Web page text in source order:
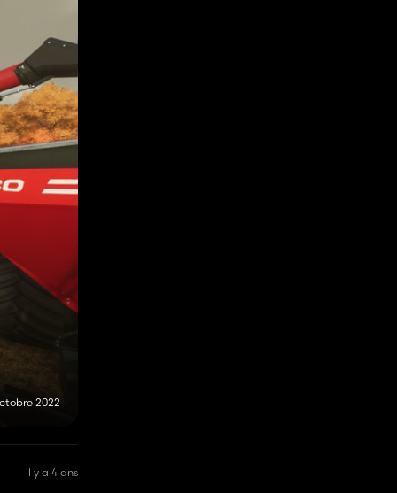
2022
il y a 4 ans